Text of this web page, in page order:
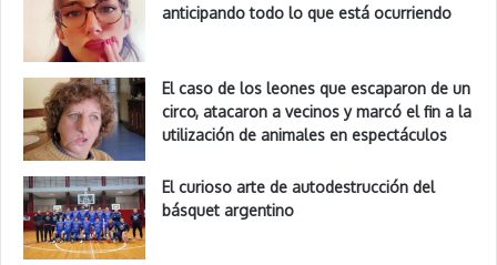
anticipando todo lo que está ocurriendo
El caso de los leones que escaparon de un
circo, atacaron a vecinos y marcó el fin a la
utilización de animales en espectáculos
El curioso arte de autodestrucción del
básquet argentino